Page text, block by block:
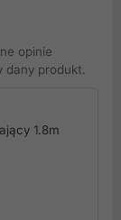
opinie
dany produkt.
1.8m